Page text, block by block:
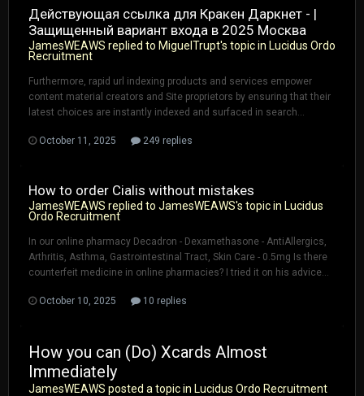
Действующая ссылка для Кракен Даркнет - |
Защищенный вариант входа в 2025 Москва
JamesWEAWS replied to MiguelTrupt's topic in Lucidus Ordo
Recruitment
Furthermore, rapid url indexing products and services empower
content material creators and Site proprietors by ensuring that their
latest choices are instantly indexed and surfaced in search...
October 11, 2025 249 replies
How to order Cialis without mistakes
JamesWEAWS replied to JamesWEAWS's topic in Lucidus
Ordo Recruitment
In our online pharmacy Decadron - Dexamethasone - AntiAllergics,
Arthritis, Asthma, Gastrointestinal Tract, Skin Care - 0.5mg Is there
counterfeit medicine in online pharmacies? I tried it on his advice...
October 10, 2025 10 replies
How you can (Do) Xcards Almost
Immediately
JamesWEAWS posted a topic in Lucidus Ordo Recruitment